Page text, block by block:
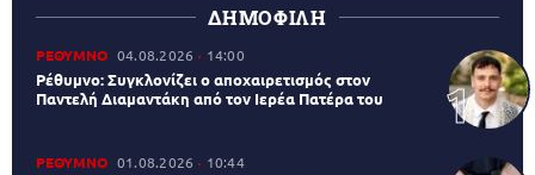
ΔΗΜΟΦΙΛΗ
ΡΕΘΥΜΝΟ 04.08.2026 14:00
Ρέθυμνο: Συγκλονίζει ο αποχαιρετισμός στον
Παντελή Διαμαντάκη από τον Ιερέα Πατέρα του
ΡΕΘΥΜΝΟ 01.08.2026 10:44